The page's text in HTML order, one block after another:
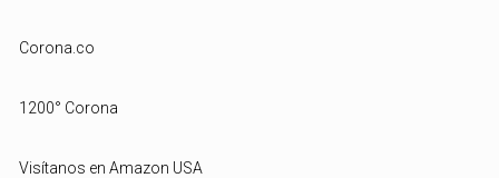
Corona.co
1200° Corona
Visítanos en Amazon USA